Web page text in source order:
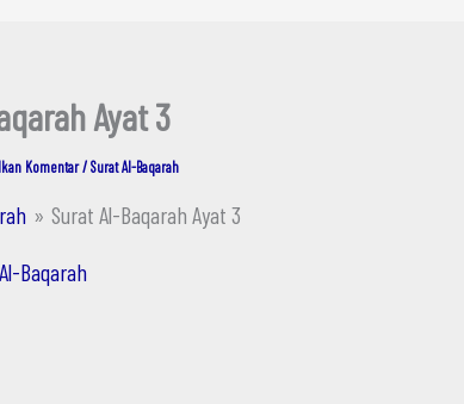
Ayat 3
Komentar/Surat Al-Baqarah
Surat Al-Baqarah Ayat 3
Baqarah